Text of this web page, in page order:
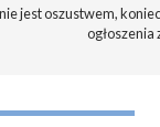
jest oszustwem,